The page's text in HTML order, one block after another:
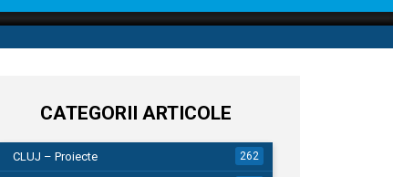
CATEGORII ARTICOLE
CLUJ – Proiecte 262